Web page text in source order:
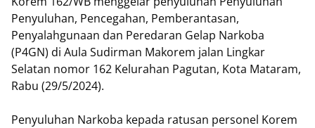
Penyuluhan, Pencegahan, Pemberantasan,
Penyalahgunaan dan Peredaran Gelap Narkoba
(P4GN) di Aula Sudirman Makorem jalan Lingkar
Selatan nomor 162 Kelurahan Pagutan, Kota Mataram,
Rabu (29/5/2024).
Penyuluhan Narkoba kepada ratusan personel Korem